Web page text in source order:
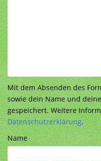
Mit dem Absenden des
sowie dein Name und
gespeichert. Weitere
Datenschutzerklärung.
Name